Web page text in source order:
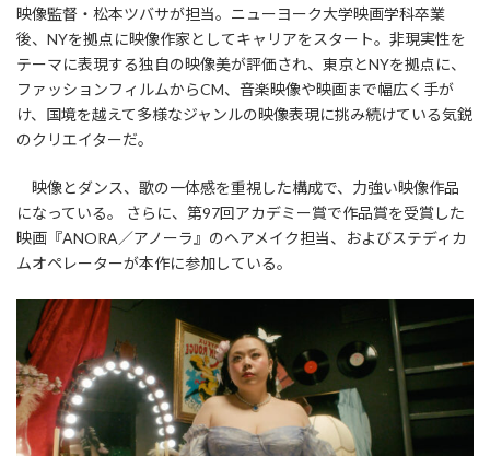
映像監督・松本ツバサが担当。ニューヨーク大学映画学科卒業
後、NYを拠点に映像作家としてキャリアをスタート。非現実性を
テーマに表現する独自の映像美が評価され、東京とNYを拠点に、
ファッションフィルムからCM、音楽映像や映画まで幅広く手が
け、国境を越えて多様なジャンルの映像表現に挑み続けている気鋭
のクリエイターだ。
映像とダンス、歌の一体感を重視した構成で、力強い映像作品
になっている。 さらに、第97回アカデミー賞で作品賞を受賞した
映画『ANORA／アノーラ』のヘアメイク担当、およびステディカ
ムオペレーターが本作に参加している。